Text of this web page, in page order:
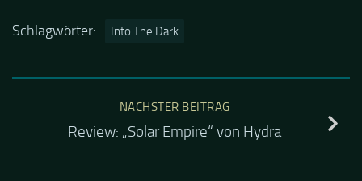
Schlagwörter: Into The Dark
NÄCHSTER BEITRAG
Review: „Solar Empire“ von Hydra